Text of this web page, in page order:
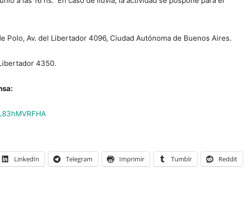
Polo, Av. del Libertador 4096, Ciudad Autónoma de Buenos Aires.
4350.
LinkedIn Telegram Imprimir Tumblr Reddit